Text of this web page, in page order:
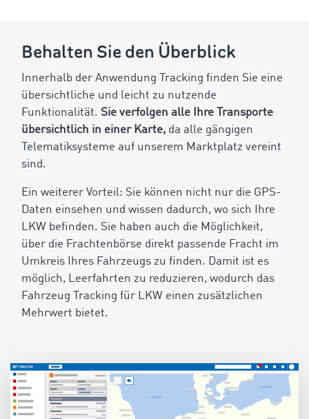
Behalten Sie den Überblick
Innerhalb der Anwendung Tracking finden Sie eine
übersichtliche und leicht zu nutzende
Funktionalität. Sie verfolgen alle Ihre Transporte
übersichtlich in einer Karte, da alle gängigen
Telematiksysteme auf unserem Marktplatz vereint
sind.
Ein weiterer Vorteil: Sie können nicht nur die GPS-
Daten einsehen und wissen dadurch, wo sich Ihre
LKW befinden. Sie haben auch die Möglichkeit,
über die Frachtenbörse direkt passende Fracht im
Umkreis Ihres Fahrzeugs zu finden. Damit ist es
möglich, Leerfahrten zu reduzieren, wodurch das
Fahrzeug Tracking für LKW einen zusätzlichen
Mehrwert bietet.